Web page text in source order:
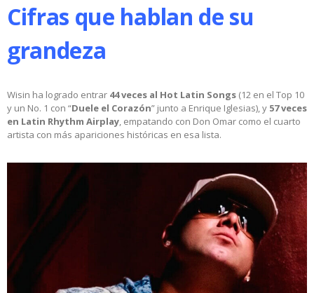
Cifras que hablan de su
grandeza
Wisin ha logrado entrar 44 veces al Hot Latin Songs (12 en el Top 10
y un No. 1 con “Duele el Corazón” junto a Enrique Iglesias), y 57 veces
en Latin Rhythm Airplay, empatando con Don Omar como el cuarto
artista con más apariciones históricas en esa lista.